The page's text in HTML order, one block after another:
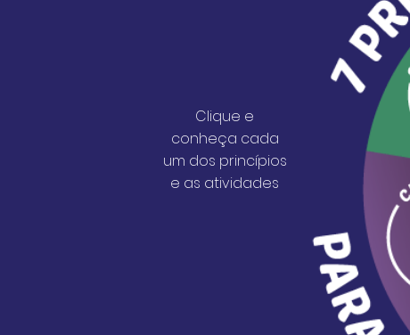
Clique e
conheça cada
um dos princípios
e as atividades